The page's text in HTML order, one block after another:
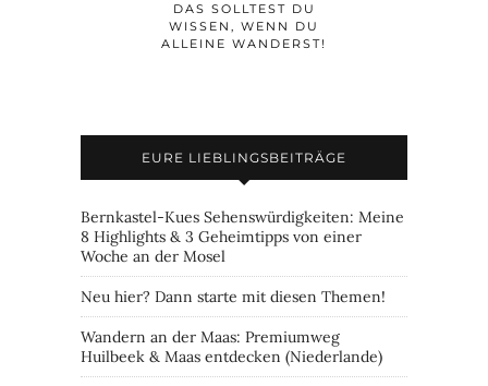
DAS SOLLTEST DU
WISSEN, WENN DU
ALLEINE WANDERST!
EURE LIEBLINGSBEITRÄGE
Bernkastel-Kues Sehenswürdigkeiten: Meine
8 Highlights & 3 Geheimtipps von einer
Woche an der Mosel
Neu hier? Dann starte mit diesen Themen!
Wandern an der Maas: Premiumweg
Huilbeek & Maas entdecken (Niederlande)